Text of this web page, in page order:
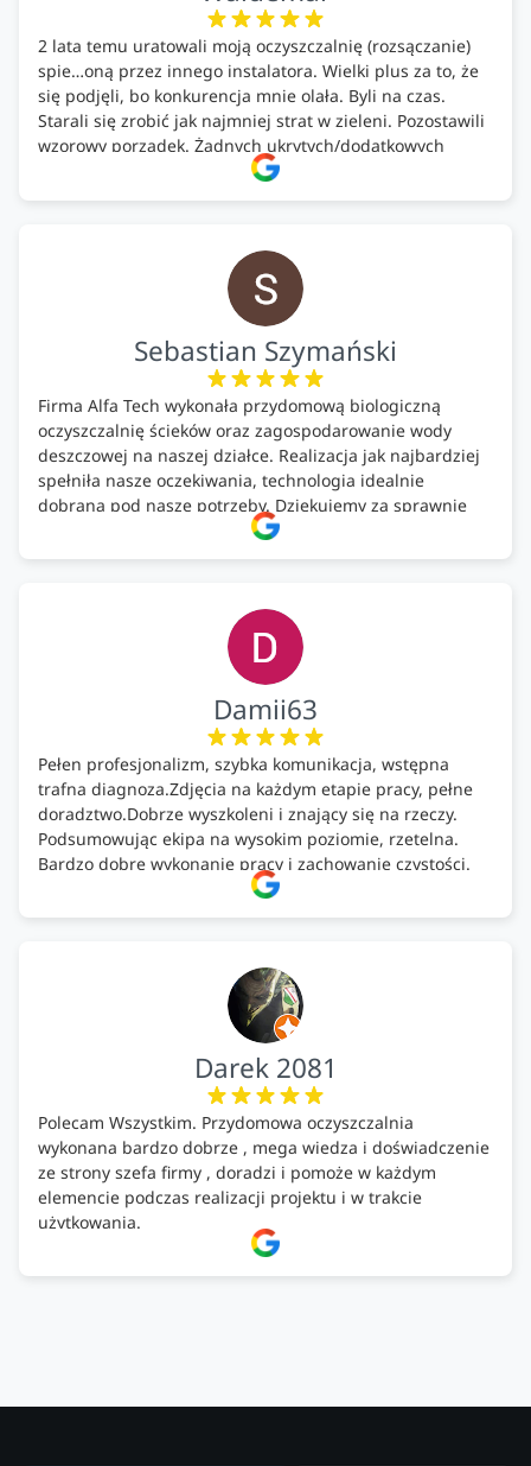
2 lata temu uratowali moją oczyszczalnię (rozsączanie)
spie…oną przez innego instalatora. Wielki plus za to, że
się podjęli, bo konkurencja mnie olała. Byli na czas.
Starali się zrobić jak najmniej strat w zieleni. Pozostawili
wzorowy porządek. Żadnych ukrytych/dodatkowych
kosztów. Zaskoczenie. Kontakt bardzo OK. Obsługa
pomontażowa również OK. A ich środki do oczyszczalni –
Sebastian Szymański
Firma Alfa Tech wykonała przydomową biologiczną
oczyszczalnię ścieków oraz zagospodarowanie wody
deszczowej na naszej działce. Realizacja jak najbardziej
spełniła nasze oczekiwania, technologia idealnie
dobrana pod nasze potrzeby. Dziękujemy za sprawnie
wykonany montaż w świetnej atmosferze! Polecam!
Damii63
Pełen profesjonalizm, szybka komunikacja, wstępna
trafna diagnoza.Zdjęcia na każdym etapie pracy, pełne
doradztwo.Dobrze wyszkoleni i znający się na rzeczy.
Podsumowując ekipa na wysokim poziomie, rzetelna.
Bardzo dobre wykonanie pracy i zachowanie czystości.
Darek 2081
Polecam Wszystkim. Przydomowa oczyszczalnia
wykonana bardzo dobrze , mega wiedza i doświadczenie
ze strony szefa firmy , doradzi i pomoże w każdym
elemencie podczas realizacji projektu i w trakcie
użytkowania.
Firma godna zaufania. Tak trzymać!